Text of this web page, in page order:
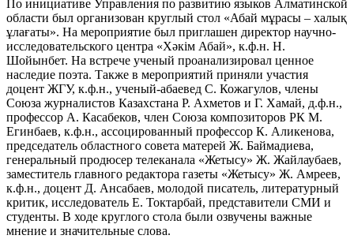
По инициативе Управления по развитию языков Алматинской
области был организован круглый стол «Абай мұрасы – халық
ұлағаты». На мероприятие был приглашен директор научно-
исследовательского центра «Хәкім Абай», к.ф.н. Н.
Шойынбет. На встрече ученый проанализировал ценное
наследие поэта. Также в мероприятий приняли участия
доцент ЖГУ, к.ф.н., ученый-абаевед С. Кожагулов, члены
Союза журналистов Казахстана Р. Ахметов и Г. Хамай, д.ф.н.,
профессор А. Касабеков, член Союза композиторов РК М.
Егинбаев, к.ф.н., ассоцированный профессор К. Аликенова,
председатель областного совета матерей Ж. Баймадиева,
генеральный продюсер телеканала «Жетысу» Ж. Жайлаубаев,
заместитель главного редактора газеты «Жетысу» Ж. Амреев,
к.ф.н., доцент Д. Ансабаев, молодой писатель, литературный
критик, исследователь Е. Токтарбай, представители СМИ и
студенты. В ходе круглого стола были озвучены важные
мнение и значительные слова.